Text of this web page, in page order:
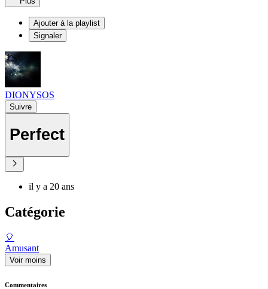
Ajouter à la playlist
Signaler
DIONYSOS
Suivre
Perfect
il y a 20 ans
Catégorie
🎈
Amusant
Voir moins
Commentaires